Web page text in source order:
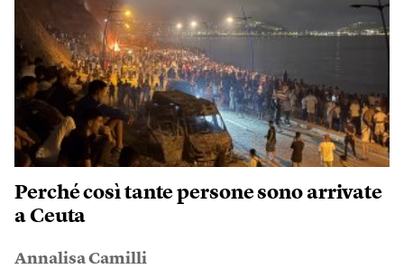
Perché così tante persone sono arrivate
a Ceuta
Annalisa Camilli